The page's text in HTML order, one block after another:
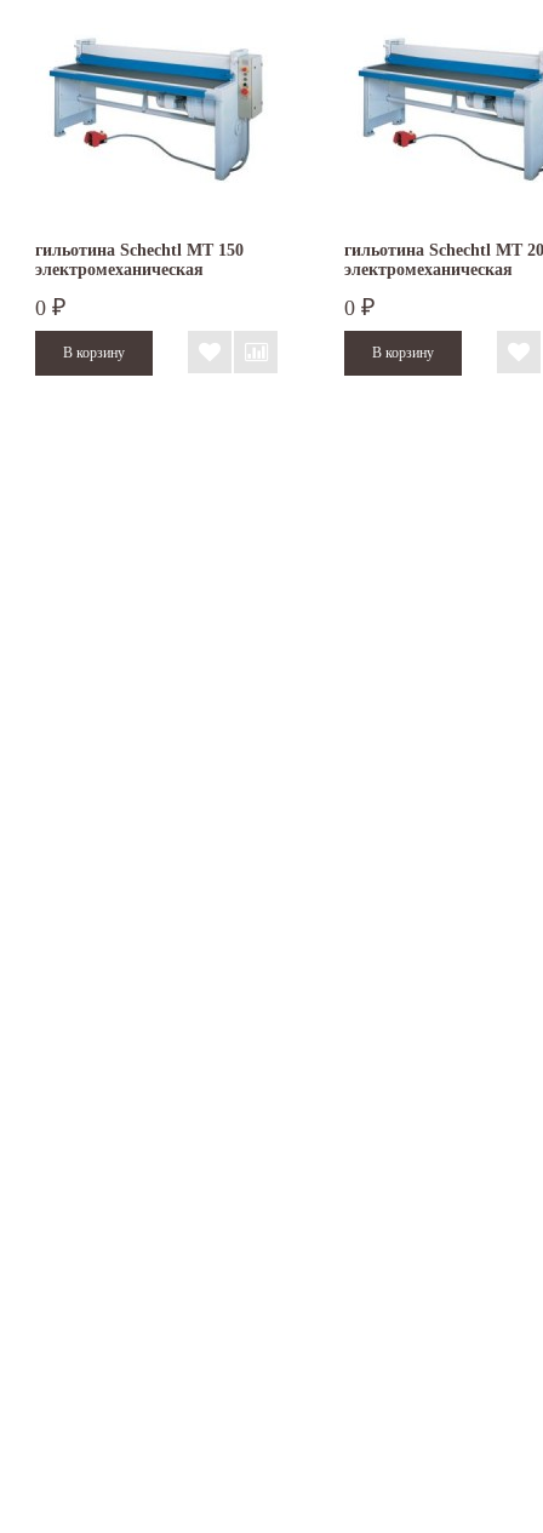
гильотина Schechtl MT 150
электромеханическая
0 ₽
гильотина Schechtl MT
электромеханическая
0 ₽